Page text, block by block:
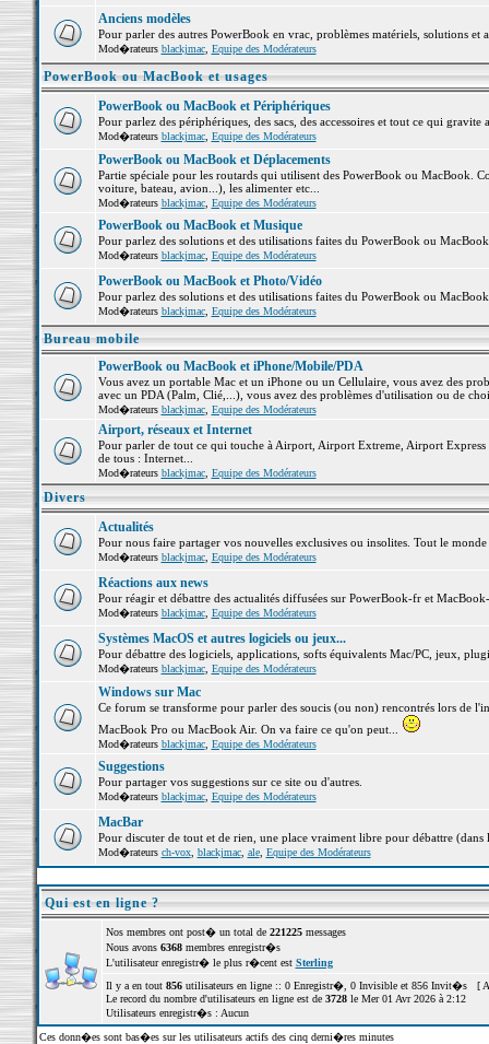
Anciens modèles
Pour parler des autres PowerBook en vrac, problèmes matériels, solutions et
Mod�rateurs blackjmac, Equipe des Modérateurs
PowerBook ou MacBook et usages
PowerBook ou MacBook et Périphériques
Pour parlez des périphériques, des sacs, des accessoires et tout ce qui
Mod�rateurs blackjmac, Equipe des Modérateurs
PowerBook ou MacBook et Déplacements
Partie spéciale pour les routards qui utilisent des PowerBook ou MacBook.
voiture, bateau, avion...), les alimenter etc...
Mod�rateurs blackjmac, Equipe des Modérateurs
PowerBook ou MacBook et Musique
Pour parlez des solutions et des utilisations faites du PowerBook ou
Mod�rateurs blackjmac, Equipe des Modérateurs
PowerBook ou MacBook et Photo/Vidéo
Pour parlez des solutions et des utilisations faites du PowerBook ou
Mod�rateurs blackjmac, Equipe des Modérateurs
Bureau mobile
PowerBook ou MacBook et iPhone/Mobile/PDA
Vous avez un portable Mac et un iPhone ou un Cellulaire, vous avez des
avec un PDA (Palm, Clié,...), vous avez des problèmes d'utilisation ou de
Mod�rateurs blackjmac, Equipe des Modérateurs
Airport, réseaux et Internet
Pour parler de tout ce qui touche à Airport, Airport Extreme, Airport
de tous : Internet...
Mod�rateurs blackjmac, Equipe des Modérateurs
Divers
Actualités
Pour nous faire partager vos nouvelles exclusives ou insolites. Tout le
Mod�rateurs blackjmac, Equipe des Modérateurs
Réactions aux news
Pour réagir et débattre des actualités diffusées sur PowerBook-fr et
Mod�rateurs blackjmac, Equipe des Modérateurs
Systèmes MacOS et autres logiciels ou jeux...
Pour débattre des logiciels, applications, softs équivalents Mac/PC, jeux,
Mod�rateurs blackjmac, Equipe des Modérateurs
Windows sur Mac
Ce forum se transforme pour parler des soucis (ou non) rencontrés lors de
MacBook Pro ou MacBook Air. On va faire ce qu'on peut...
Mod�rateurs blackjmac, Equipe des Modérateurs
Suggestions
Pour partager vos suggestions sur ce site ou d'autres.
Mod�rateurs blackjmac, Equipe des Modérateurs
MacBar
Pour discuter de tout et de rien, une place vraiment libre pour débattre (dans
Mod�rateurs ch-vox, blackjmac, ale, Equipe des Modérateurs
Qui est en ligne ?
Nos membres ont post� un total de 221225messages
Nous avons 6368membres enregistr�s
L'utilisateur enregistr� le plus r�cent est Sterling
Il y a en tout 856utilisateurs en ligne :: 0 Enregistr�, 0 Invisible et 856 Invit�s [
Le record du nombre d'utilisateurs en ligne est de 3728le Mer 01 Avr 2026 à 2:12
Utilisateurs enregistr�s : Aucun
Ces donn�es sont bas�es sur les utilisateurs actifs des cinq derni�res minutes